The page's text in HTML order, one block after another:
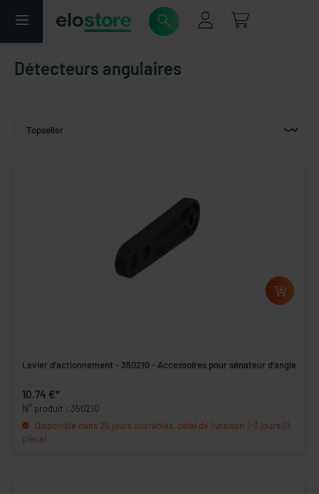
Détecteurs angulaires
Levier d'actionnement - 350210 - Accessoires pour sénateur d'angle
10,74 €*
N° produit : 350210
Disponible dans 25 jours ouvrables, délai de livraison 1-3 jours (0
pièce)